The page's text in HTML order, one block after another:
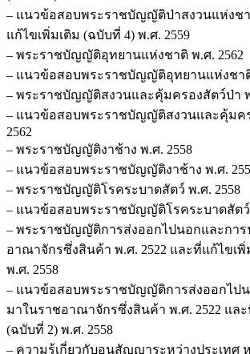
– แนวข้อสอบพระราชบัญญัติป่าสงวนแห่งชา
แก้ไขเพิ่มเติม (ฉบับที่ 4) พ.ศ. 2559
– พระราชบัญญัติอุทยานแห่งชาติ พ.ศ. 2562
– แนวข้อสอบพระราชบัญญัติอุทยานแห่งชาติ
– พระราชบัญญัติสงวนและคุ้มครองสัตว์ป่า พ
– แนวข้อสอบพระราชบัญญัติสงวนและคุ้มค
2562
– พระราชบัญญัติงาช้าง พ.ศ. 2558
– แนวข้อสอบพระราชบัญญัติงาช้าง พ.ศ.
– พระราชบัญญัติโรคระบาดสัตว์ พ.ศ. 2558
– แนวข้อสอบพระราชบัญญัติโรคระบาดสัตว์
– พระราชบัญญัติการส่งออกไปนอกและการ
อาณาจักรซึ่งสินค้า พ.ศ. 2522 และที่แก้ไขเพิ่
พ.ศ. 2558
– แนวข้อสอบพระราชบัญญัติการส่งออกไปน
มาในราชอาณาจักรซึ่งสินค้า พ.ศ. 2522 และ
(ฉบับที่ 2) พ.ศ. 2558
– ความรู้เกี่ยวกับอนุสัญญาระหว่างประเทศ